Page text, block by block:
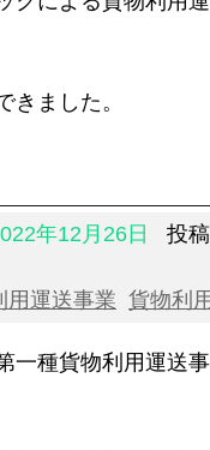
きました。
年12月26日 投
用運送事業 貨物利
一種貨物利用運送